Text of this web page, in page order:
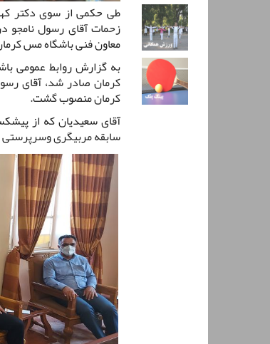
طی حکمی از سوی دکتر
زحمات آقای رسول نامجو
معاون فنی باشگاه مس
به گزارش روابط عمومی
کرمان صادر شد، آقای
کرمان منصوب گشت.
آقای سعیدیان که از
سابقه مربیگری وسرپرستی